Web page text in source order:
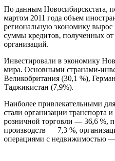
По данным Новосибирскстата,
мартом 2011 года объем
региональную экономику вырос
суммы кредитов, полученных от
организаций.
Инвестировали в экономику
мира. Основными странами-
Великобритания (30,1 %),
Таджикистан (7,9%).
Наиболее привлекательными
стали организации транспорта
розничной торговли — 36,6 %,
производств — 7,3 %,
операциями с недвижимостью